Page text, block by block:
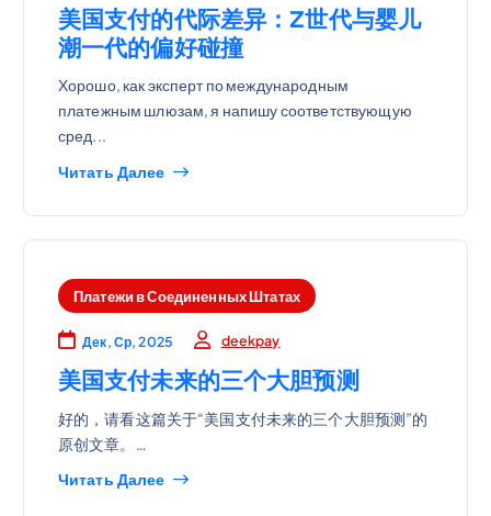
美国支付的代际差异：Z世代与婴儿
潮一代的偏好碰撞
Хорошо, как эксперт по международным
платежным шлюзам, я напишу соответствующую
сред...
Читать Далее
Платежи в Соединенных Штатах
Дек, Ср, 2025 deekpay
美国支付未来的三个大胆预测
好的，请看这篇关于“美国支付未来的三个大胆预测”的
原创文章。…
Читать Далее